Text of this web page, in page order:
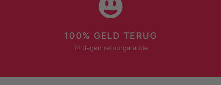
100% GELD TERUG
14 dagen retourgarantie